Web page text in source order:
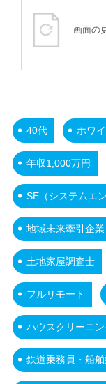
画面の
40代 ホワ
年収1,000万円
SE（システムエ
地域未来牽引企業
土地家屋調査士
フルリモート
ハウスクリーニ
鉄道乗務員・船舶